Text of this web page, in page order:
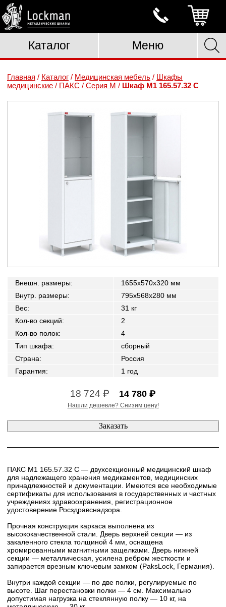
Каталог Меню
Главная / Каталог / Медицинская мебель / Шкафы
медицинские / ПАКС / Серия М / Шкаф М1 165.57.32 C
Внешн. размеры:
1655x570x320 мм
Внутр. размеры:
795х568х280 мм
Вес:
31 кг
Кол-во секций:
2
Кол-во полок:
4
Тип шкафа:
сборный
Страна:
Россия
Гарантия: 1 год
18 724 ₽ 14 780 ₽
Нашли дешевле? Снизим цену!
ПАКС М1 165.57.32 C — двухсекционный медицинский шкаф
для надлежащего хранения медикаментов, медицинских
принадлежностей и документации. Имеются все необходимые
сертификаты для использования в государственных и частных
учреждениях здравоохранения, регистрационное
удостоверение Росздравснадзора.
Прочная конструкция каркаса выполнена из
высококачественной стали. Дверь верхней секции — из
закаленного стекла толщиной 4 мм, оснащена
хромированными магнитными защелками. Дверь нижней
секции — металлическая, усилена ребром жесткости и
запирается врезным ключевым замком (PaksLock, Германия).
Внутри каждой секции — по две полки, регулируемые по
высоте. Шаг перестановки полки — 4 см. Максимально
допустимая нагрузка на стеклянную полку — 10 кг, на